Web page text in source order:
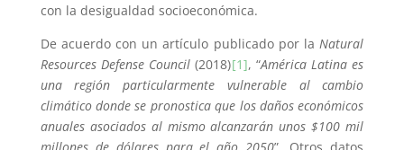
con la desigualdad socioeconómica.
De acuerdo con un artículo publicado por la Natural
Resources Defense Council (2018)[1], “América Latina es
una región particularmente vulnerable al cambio
climático donde se pronostica que los daños económicos
anuales asociados al mismo alcanzarán unos $100 mil